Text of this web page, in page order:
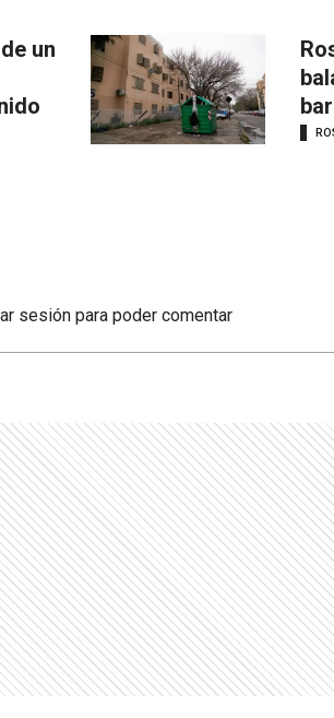
un
sesión para poder comentar